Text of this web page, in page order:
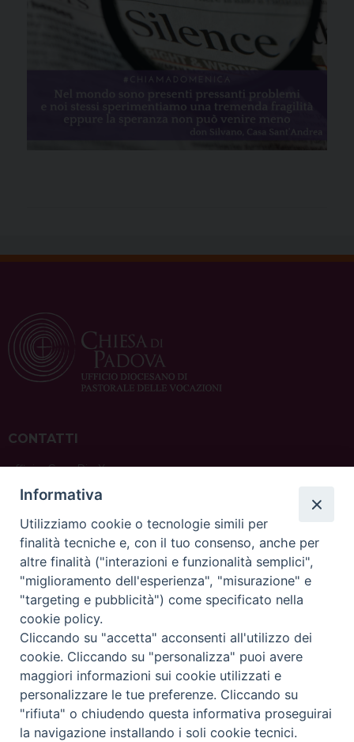
CONTATTI
ufficio: Casa Pio X
via Bonporti, 20 – 35141 Padova
tel: +39 351 619 2354
e mail:ufficiovocazionipadova@gmail.com
sede: Casa Sant'Andrea
via Valmarana, 20 – 35133 Padova
instagram:@casasantandreapadova
e mail:casasantandreapadova@gmail.com
Copyright© ChiesadiPadova2022 Privacy Policy
Informativa
Utilizziamo cookie o tecnologie simili per
finalità tecniche e, con il tuo consenso, anche per
altre finalità ("interazioni e funzionalità semplici",
"miglioramento dell'esperienza", "misurazione" e
"targeting e pubblicità") come specificato nella
cookie policy.
Cliccando su "accetta" acconsenti all'utilizzo dei
cookie. Cliccando su "personalizza" puoi avere
maggiori informazioni sui cookie utilizzati e
personalizzare le tue preferenze. Cliccando su
"rifiuta" o chiudendo questa informativa proseguirai
la navigazione installando i soli cookie tecnici.